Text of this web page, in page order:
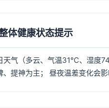
体健康状态提示
天气（多云、气温31℃、湿度
、提神为主； 昼夜温差变化会